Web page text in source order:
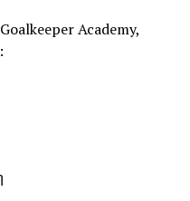
Academy,